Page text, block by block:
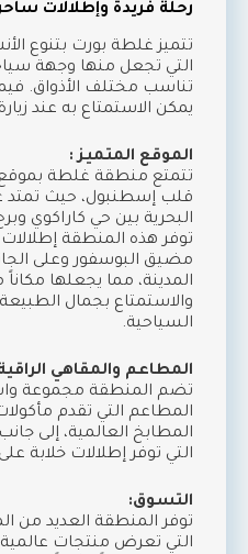
رحلة فريدة وإطلالات
تتميز غلطة بورت بتنوع
التي تجعل منها وجهة
تناسب مختلف الأذواق.
يمكن الاستمتاع به عند
الموقع المتميز :
تتمتع منطقة غلطة
قلب إسطنبول، حيث تمتد
البحرية بين حي كاراكوي
توفر هذه المنطقة إطلالات
مضيق البوسفور وعلى
المدينة، مما يجعلها مكاناً
والاستمتاع بجمال
السياحية.
المطاعم والمقاهي
تضم المنطقة مجموعة
المطاعم التي تقدم
المطابخ العالمية، إلى
التي توفر إطلالات خلابة
التسوق:
توفر المنطقة العديد من
التي تعرض منتجات